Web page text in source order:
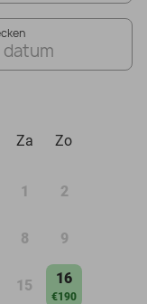
datum
Za Zo
1 2
8 9
15 16
€190